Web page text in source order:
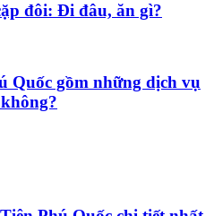
đôi: Đi đâu, ăn gì?
Quốc gồm những dịch vụ